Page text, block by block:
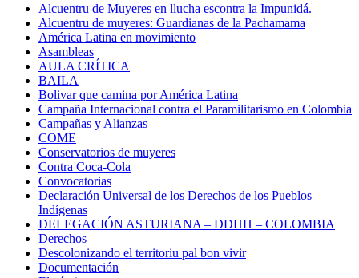
Alcuentru de Muyeres en llucha escontra la Impunidá.
Alcuentru de muyeres: Guardianas de la Pachamama
América Latina en movimiento
Asambleas
AULA CRÍTICA
BAILA
Bolivar que camina por América Latina
Campaña Internacional contra el Paramilitarismo en Colombia
Campañas y Alianzas
COME
Conservatorios de muyeres
Contra Coca-Cola
Convocatorias
Declaración Universal de los Derechos de los Pueblos
Indígenas
DELEGACIÓN ASTURIANA – DDHH – COLOMBIA
Derechos
Descolonizando el territoriu pal bon vivir
Documentación